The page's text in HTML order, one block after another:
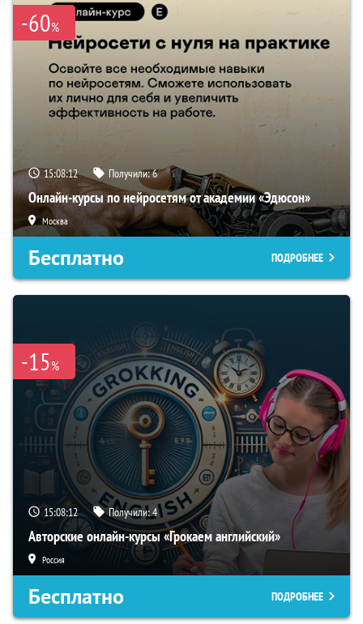
-60%
15:08:11 Получили:6
Онлайн-курсы по нейросетям от академии «Эдюсон»
Москва
Бесплатно ПОДРОБНЕЕ
-15%
15:08:11 Получили:4
Авторские онлайн-курсы «Грокаем английский»
Россия
Бесплатно ПОДРОБНЕЕ